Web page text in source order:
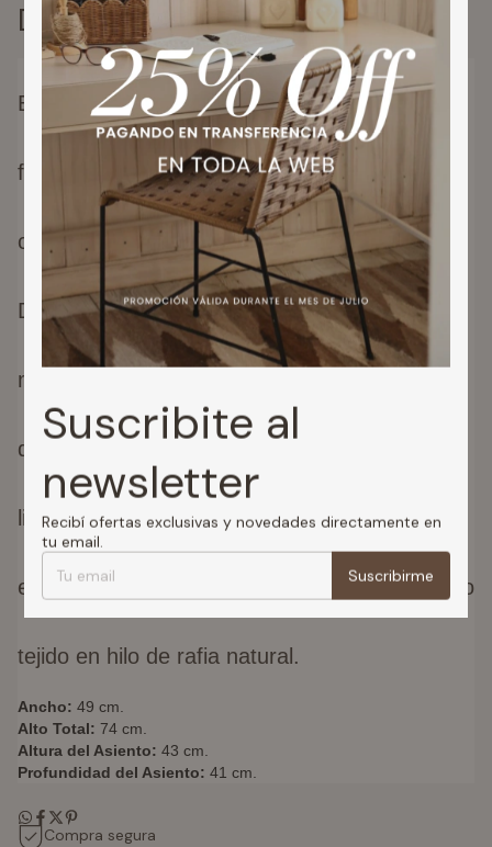
Descripción
Esta silla es un "híbrido" perfecto: la icónica
forma orgánica de la silla Wishbone con una
construcción metálica de vanguardia.
Diseñada para la vida moderna, su estructura
metálica presenta un acabado Efecto Madera
de Haya sorprendentemente realista. Es más
liviana y resistente que la madera, sin perder
esa calidez visual que tanto nos gusta.Asiento
tejido en hilo de rafia natural.
Ancho: 49 cm.
Alto Total: 74 cm.
Altura del Asiento: 43 cm.
Profundidad del Asiento: 41 cm.
Compra segura
Suscribite al
newsletter
Recibí ofertas exclusivas y novedades directamente en
tu email.
Suscribirme